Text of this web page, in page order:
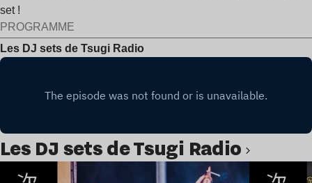
set !
PROGRAMME
Les DJ sets de Tsugi Radio
Les DJ sets de Tsugi Radio
Lire l’article